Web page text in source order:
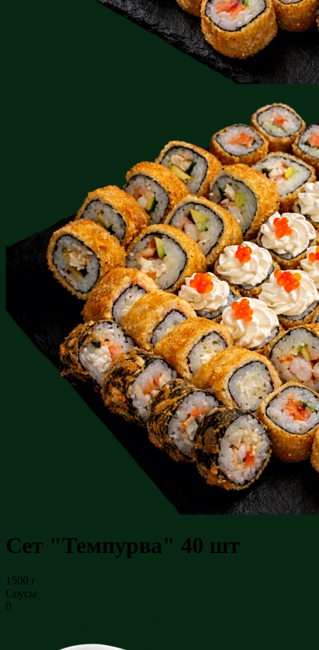
Сет "Темпурва" 40 шт
1500 г
Соусы
0